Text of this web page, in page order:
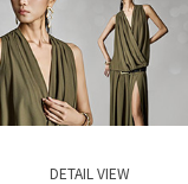
DETAIL VIEW